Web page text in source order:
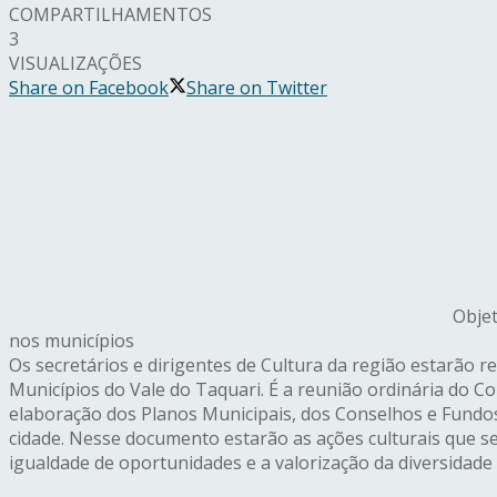
COMPARTILHAMENTOS
3
VISUALIZAÇÕES
Share on Facebook
Share on Twitter
nos municípios
Os secretários e dirigentes de Cultura da região estarão
Municípios do Vale do Taquari. É a reunião ordinária do
elaboração dos Planos Municipais, dos Conselhos e
cidade. Nesse documento estarão as ações culturais que
igualdade de oportunidades e a valorização da